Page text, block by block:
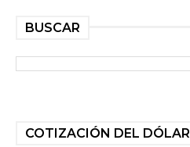
BUSCAR
COTIZACIÓN DEL DÓLAR